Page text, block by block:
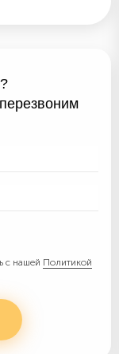
с нашей Политикой